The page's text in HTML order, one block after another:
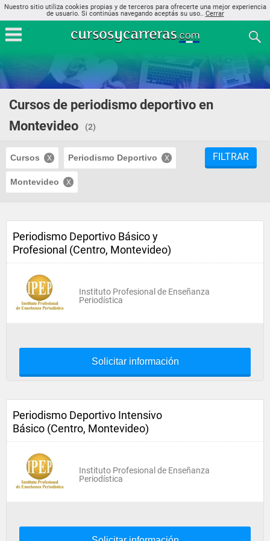
Nuestro sitio utiliza cookies propias y de terceros para ofrecerte una mejor experiencia
de usuario. Si continúas navegando aceptás su uso.. Cerrar
Cursos de periodismo deportivo en
Montevideo
(2)
Cursos Periodismo Deportivo
Montevideo
FILTRAR
Periodismo Deportivo Básico y
Profesional (Centro, Montevideo)
Instituto Profesional de Enseñanza
Periodística
Solicitar información
Periodismo Deportivo Intensivo
Básico (Centro, Montevideo)
Instituto Profesional de Enseñanza
Periodística